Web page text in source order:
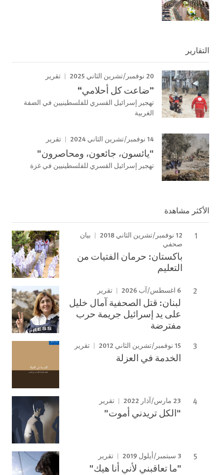
التقارير
20 نوفمبر/تشرين الثاني 2025 تقرير
”ضاعت كل أحلامي“
تهجير إسرائيل القسري للفلسطينيين في الضفة
الغربية
14 نوفمبر/تشرين الثاني 2024 تقرير
"يائسون، جائعون، ومحاصرون"
تهجير إسرائيل القسري للفلسطينيين في غزة
الأكثر مشاهدة
12 نوفمبر/تشرين الثاني 2018
بيان
صحفي
باكستان: حرمان الفتيات من
التعليم
6 اغسطس/آب 2026 تقرير
لبنان: قتل الصحفية آمال خليل
على يد إسرائيل جريمة حرب
مفترضة
15 نوفمبر/تشرين الثاني 2012 تقرير
الخدمة في العزلة
23 مارس/آذار 2022 تقرير
"الكل تريدني أموت"
3 سبتمبر/أيلول 2019 تقرير
"ما تعاقبني لأني أنا هيك"